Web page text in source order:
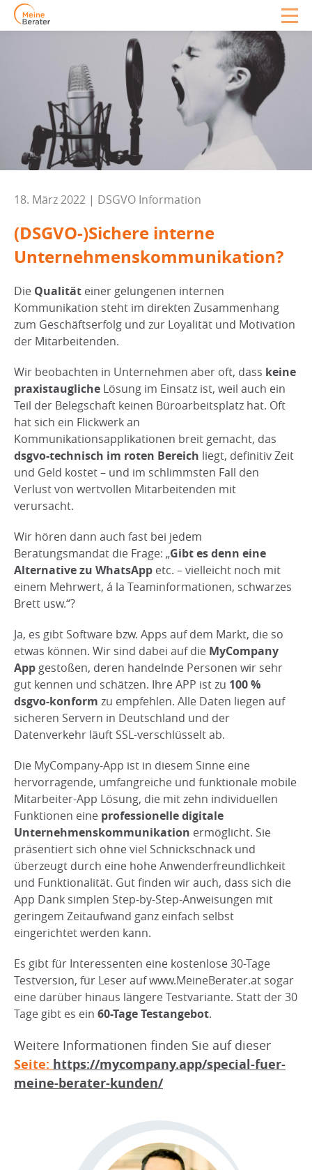
18. März 2022 | DSGVO Information
(DSGVO-)Sichere interne
Unternehmenskommunikation?​
Die Qualität einer gelungenen internen
Kommunikation steht im direkten Zusammenhang
zum Geschäftserfolg und zur Loyalität und Motivation
der Mitarbeitenden.
Wir beobachten in Unternehmen aber oft, dass keine
praxistaugliche Lösung im Einsatz ist, weil auch ein
Teil der Belegschaft keinen Büroarbeitsplatz hat. Oft
hat sich ein Flickwerk an
Kommunikationsapplikationen breit gemacht, das
dsgvo-technisch im roten Bereich liegt, definitiv Zeit
und Geld kostet – und im schlimmsten Fall den
Verlust von wertvollen Mitarbeitenden mit
verursacht.
Wir hören dann auch fast bei jedem
Beratungsmandat die Frage: „Gibt es denn eine
Alternative zu WhatsApp etc. – vielleicht noch mit
einem Mehrwert, á la Teaminformationen, schwarzes
Brett usw.“?
Ja, es gibt Software bzw. Apps auf dem Markt, die so
etwas können. Wir sind dabei auf die MyCompany
App gestoßen, deren handelnde Personen wir sehr
gut kennen und schätzen. Ihre APP ist zu 100 %
dsgvo-konform zu empfehlen. Alle Daten liegen auf
sicheren Servern in Deutschland und der
Datenverkehr läuft SSL-verschlüsselt ab.
Die MyCompany-App ist in diesem Sinne eine
hervorragende, umfangreiche und funktionale mobile
Mitarbeiter-App Lösung, die mit zehn individuellen
Funktionen eine professionelle digitale
Unternehmenskommunikation ermöglicht. Sie
präsentiert sich ohne viel Schnickschnack und
überzeugt durch eine hohe Anwenderfreundlichkeit
und Funktionalität. Gut finden wir auch, dass sich die
App Dank simplen Step-by-Step-Anweisungen mit
geringem Zeitaufwand ganz einfach selbst
eingerichtet werden kann.
Es gibt für Interessenten eine kostenlose 30-Tage
Testversion, für Leser auf www.MeineBerater.at sogar
eine darüber hinaus längere Testvariante. Statt der 30
Tage gibt es ein 60-Tage Testangebot.
Weitere Informationen finden Sie auf dieser
Seite: https://mycompany.app/special-fuer-
meine-berater-kunden/